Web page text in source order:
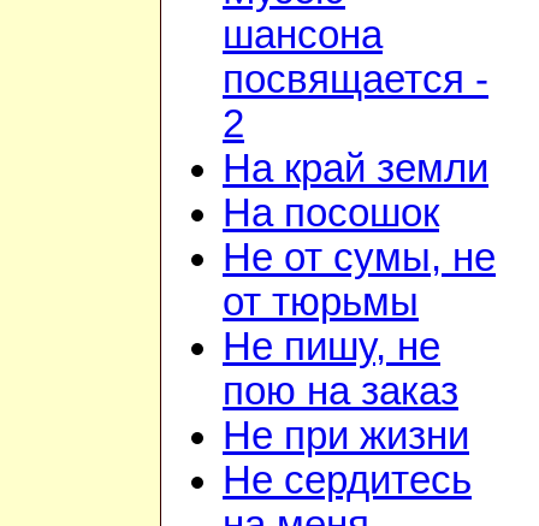
шансона
посвящается -
2
На край земли
На посошок
Не от сумы, не
от тюрьмы
Не пишу, не
пою на заказ
Не при жизни
Не сердитесь